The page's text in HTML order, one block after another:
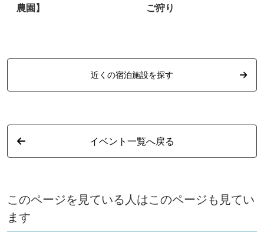
農園】
ご狩り
近くの宿泊施設を探す
イベント一覧へ戻る
このページを見ている人はこのページも見てい
ます